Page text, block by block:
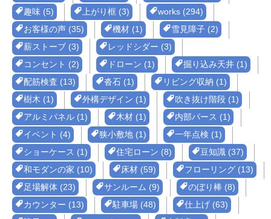
趣味 (5)
上がり框 (3)
works (294)
お客様の声 (35)
機材 (1)
雪見障子 (2)
薪ストーブ (3)
レッドシダー (3)
コンセント (2)
ドローン (1)
掘り込み天井 (1)
配筋検査 (13)
沓石 (1)
リビング収納 (1)
樹木 (1)
外構デザイン (1)
吹き抜け階段 (1)
アルミパネル (1)
木材 (1)
内部パース (1)
イベント (4)
狭小敷地 (1)
一年点検 (1)
ショーケース (1)
住宅ローン (8)
豆知識 (37)
和モダンの家 (10)
床材 (59)
フローリング (13)
足場解体 (23)
サンルーム (9)
のぼり棒 (8)
カウンター (13)
駐車場 (48)
仕上げ (63)